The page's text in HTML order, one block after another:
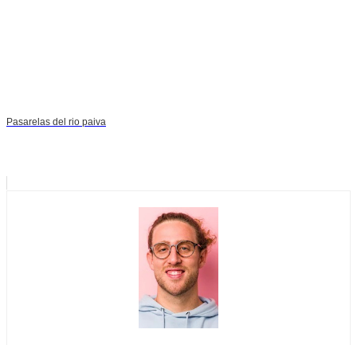
Pasarelas del rio paiva